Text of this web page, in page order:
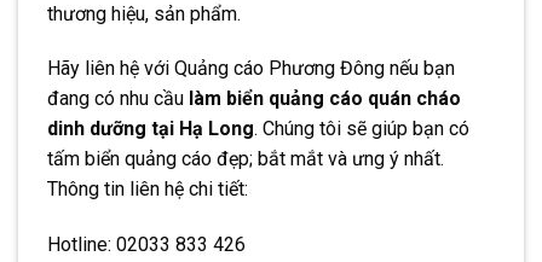
thương hiệu, sản phẩm.
Hãy liên hệ với Quảng cáo Phương Đông nếu bạn
đang có nhu cầu làm biển quảng cáo quán cháo
dinh dưỡng tại Hạ Long. Chúng tôi sẽ giúp bạn có
tấm biển quảng cáo đẹp; bắt mắt và ưng ý nhất.
Thông tin liên hệ chi tiết:
Hotline: 02033 833 426